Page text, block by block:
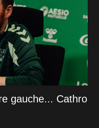
gauche... Cathro